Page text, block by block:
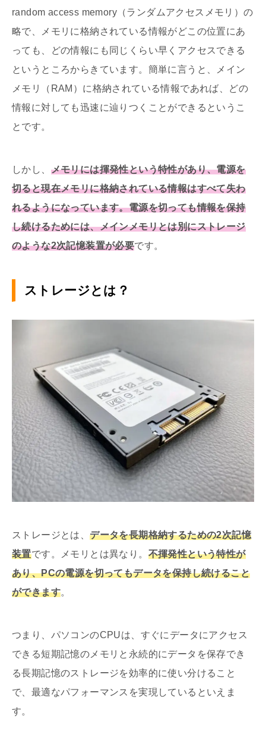
random access memory（ランダムアクセスメモリ）の
略で、メモリに格納されている情報がどこの位置にあ
っても、どの情報にも同じくらい早くアクセスできる
というところからきています。簡単に言うと、メイン
メモリ（RAM）に格納されている情報であれば、どの
情報に対しても迅速に辿りつくことができるというこ
とです。
しかし、 メモリには揮発性という特性があり、電源を
切ると現在メモリに格納されている情報はすべて失わ
れるようになっています。電源を切っても情報を保持
し続けるためには、メインメモリとは別にストレージ
のような2次記憶装置が必要です。
ストレージとは？
ストレージとは、データを長期格納するための2次記憶
装置です。メモリとは異なり。 不揮発性という特性が
あり、PCの電源を切ってもデータを保持し続けること
ができます。
つまり、パソコンのCPUは、すぐにデータにアクセス
できる短期記憶のメモリと永続的にデータを保存でき
る長期記憶のストレージを効率的に使い分けること
で、最適なパフォーマンスを実現しているといえま
す。